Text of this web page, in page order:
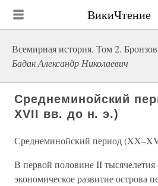
ВикиЧтение
Всемирная история. Том 2.
Бадак Александр Николаевич
Среднеминойский
XVII вв. до н. э.)
Среднеминойский период
В первой половине II тысячелетия
экономическое развитие острова